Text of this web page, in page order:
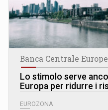
Banca Centrale
Lo stimolo serve
Europa per ridurre i
EUROZONA